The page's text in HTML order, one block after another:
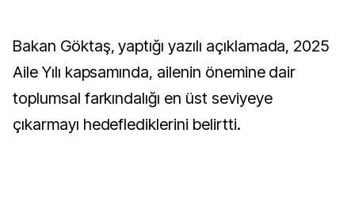
Bakan Göktaş, yaptığı yazılı açıklamada, 2025
Aile Yılı kapsamında, ailenin önemine dair
toplumsal farkındalığı en üst seviyeye
çıkarmayı hedeflediklerini belirtti.